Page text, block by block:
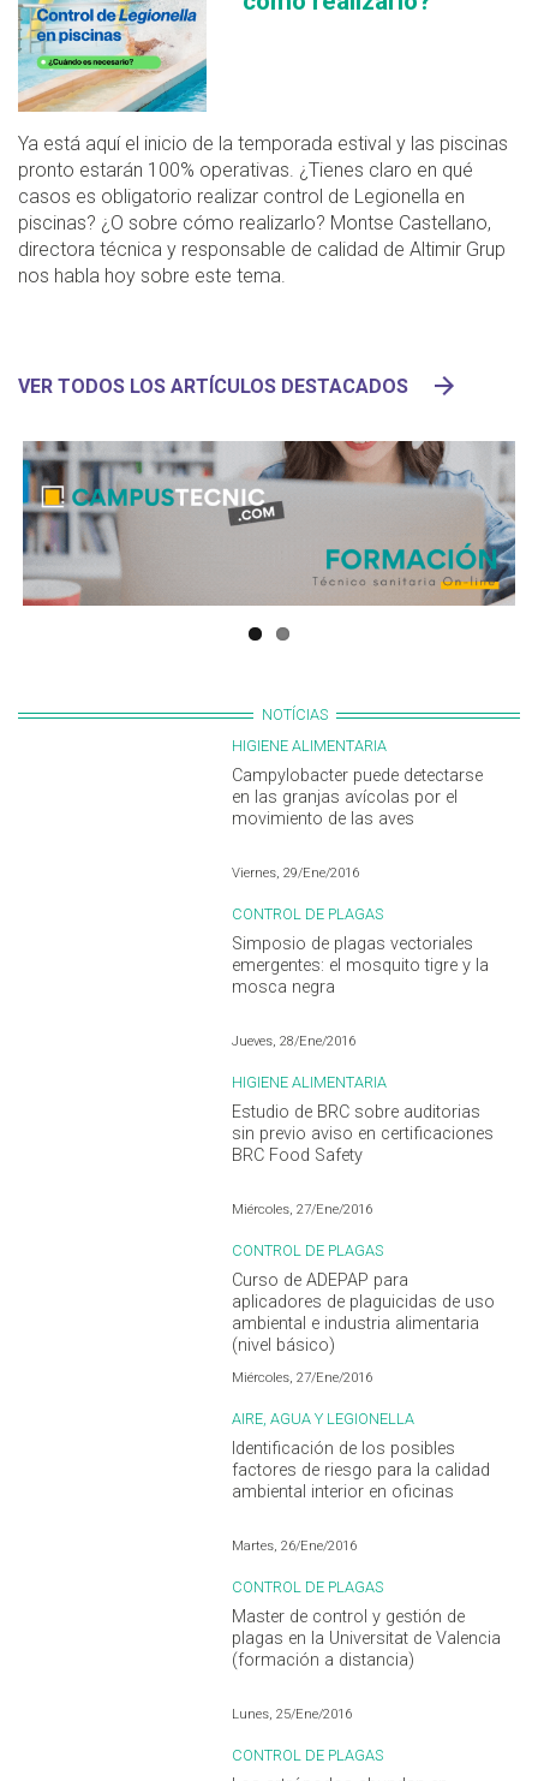
Ya está aquí el inicio de la temporada estival y las piscinas
pronto estarán 100% operativas. ¿Tienes claro en qué
casos es obligatorio realizar control de Legionella en
piscinas? ¿O sobre cómo realizarlo? Montse Castellano,
directora técnica y responsable de calidad de Altimir Grup
nos habla hoy sobre este tema.
VER TODOS LOS ARTÍCULOS DESTACADOS
NOTÍCIAS
HIGIENE ALIMENTARIA
Campylobacter puede detectarse
en las granjas avícolas por el
movimiento de las aves
Viernes, 29/Ene/2016
CONTROL DE PLAGAS
Simposio de plagas vectoriales
emergentes: el mosquito tigre y la
mosca negra
Jueves, 28/Ene/2016
HIGIENE ALIMENTARIA
Estudio de BRC sobre auditorias
sin previo aviso en certificaciones
BRC Food Safety
Miércoles, 27/Ene/2016
CONTROL DE PLAGAS
Curso de ADEPAP para
aplicadores de plaguicidas de uso
ambiental e industria alimentaria
(nivel básico)
Miércoles, 27/Ene/2016
AIRE, AGUA Y LEGIONELLA
Identificación de los posibles
factores de riesgo para la calidad
ambiental interior en oficinas
Martes, 26/Ene/2016
CONTROL DE PLAGAS
Master de control y gestión de
plagas en la Universitat de Valencia
(formación a distancia)
Lunes, 25/Ene/2016
CONTROL DE PLAGAS